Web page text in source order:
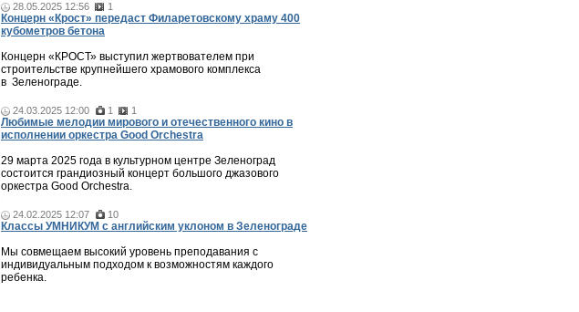
28.05.2025 12:56 1
Концерн «Крост» передаст Филаретовскому храму 400
кубометров бетона
Концерн «КРОСТ» выступил жертвователем при
строительстве крупнейшего храмового комплекса
в Зеленограде.
24.03.2025 12:00 1 1
Любимые мелодии мирового и отечественного кино в
исполнении оркестра Good Orchestra
29 марта 2025 года в культурном центре Зеленоград
состоится грандиозный концерт большого джазового
оркестра Good Orchestra.
24.02.2025 12:07 10
Классы УМНИКУМ с английским уклоном в Зеленограде
Мы совмещаем высокий уровень преподавания с
индивидуальным подходом к возможностям каждого
ребенка.